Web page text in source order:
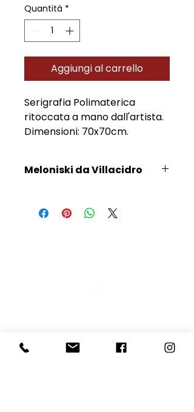
Quantità *
Aggiungi al carrello
Serigrafia Polimaterica
ritoccata a mano dall'artista.
Dimensioni: 70x70cm.
Meloniski da Villacidro